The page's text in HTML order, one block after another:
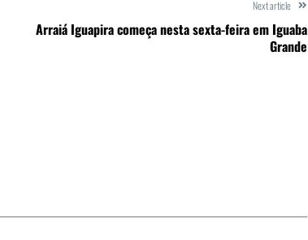
Next article
Arraiá Iguapira começa nesta sexta-feira em Iguaba
Grande